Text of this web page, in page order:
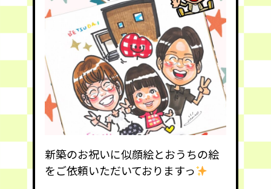
新築のお祝いに似顔絵とおうちの絵
をご依頼いただいておりますっ